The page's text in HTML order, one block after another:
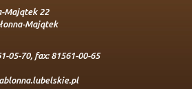
Majątek 22
Majątek
05-70, fax: 81561-00-65